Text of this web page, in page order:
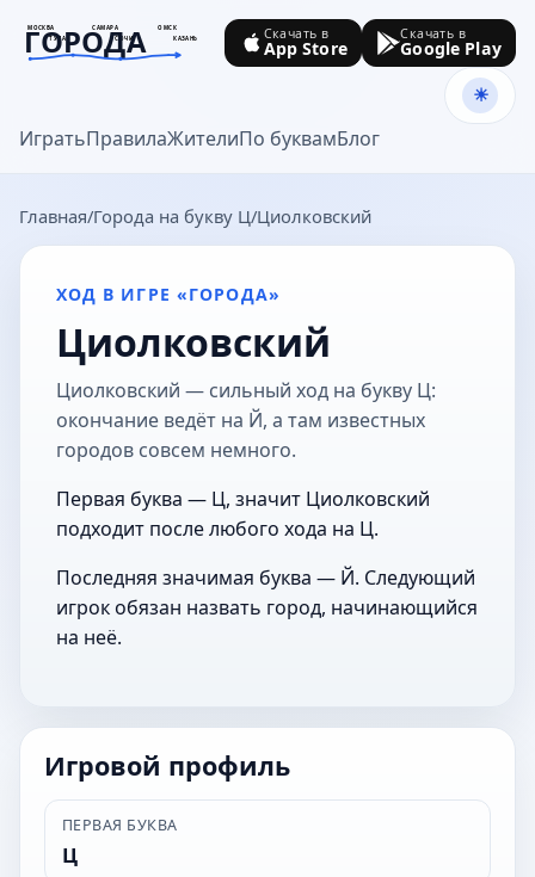
МОСКВА САМАРА
ОМСК
ТУЛА
СОЧИ КАЗАНЬ
ГОРОДА
goroda-na.ru
ИгратьПравилаЖителиПо буквамБлог
Скачать в
App Store
Скачать в
Google Play
Главная Города на букву Ц Циолковский
ХОД В ИГРЕ «ГОРОДА»
Циолковский
Циолковский — сильный ход на букву Ц:
окончание ведёт на Й, а там известных
городов совсем немного.
Первая буква — Ц, значит Циолковский
подходит после любого хода на Ц.
Последняя значимая буква — Й. Следующий
игрок обязан назвать город, начинающийся
на неё.
Игровой профиль
ПЕРВАЯ БУКВА
Ц